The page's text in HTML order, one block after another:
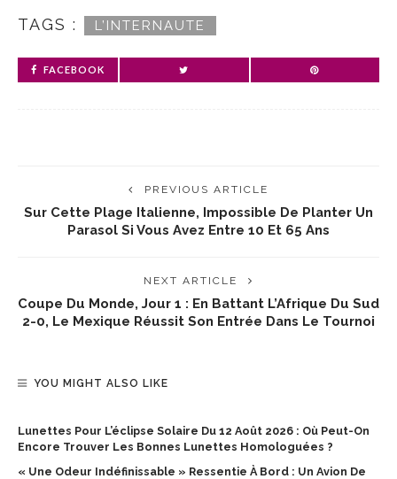
TAGS : L’INTERNAUTE
FACEBOOK
PREVIOUS ARTICLE
Sur Cette Plage Italienne, Impossible De Planter Un
Parasol Si Vous Avez Entre 10 Et 65 Ans
NEXT ARTICLE
Coupe Du Monde, Jour 1 : En Battant L’Afrique Du Sud
2-0, Le Mexique Réussit Son Entrée Dans Le Tournoi
YOU MIGHT ALSO LIKE
Lunettes Pour L’éclipse Solaire Du 12 Août 2026 : Où Peut-On
Encore Trouver Les Bonnes Lunettes Homologuées ?
« Une Odeur Indéfinissable » Ressentie À Bord : Un Avion De